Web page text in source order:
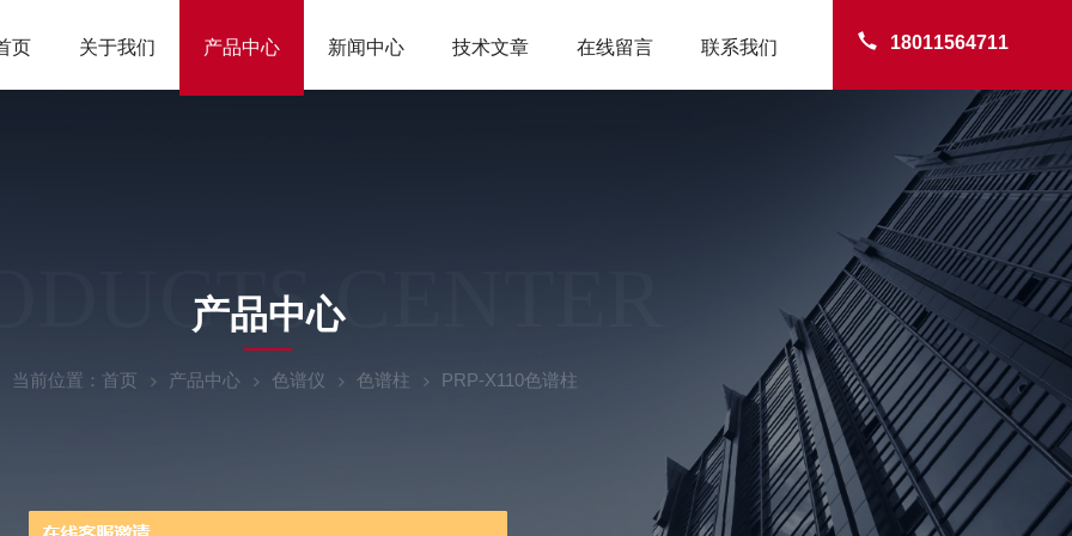
18011564711
页 关于我们 产品中心 新闻中心 技术文章 在线留言 联系我们
CENTER
产品中心
当前位置： 首页 产品中心 色谱仪 色谱柱 PRP-X110色谱柱